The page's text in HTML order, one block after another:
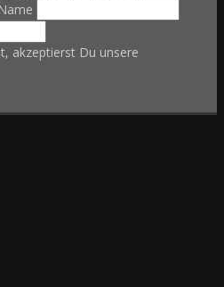
akzeptierst Du unsere